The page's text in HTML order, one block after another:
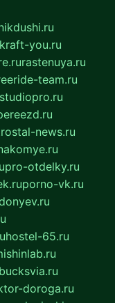
kraft-you.ru
rastenuya.ru
team.ru
news.ru
pro-otdelky.ru
porno-vk.ru
hostel-65.ru
doroga.ru